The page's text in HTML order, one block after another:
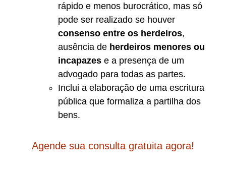
rápido e menos burocrático, mas só
pode ser realizado se houver
consenso entre os herdeiros,
ausência de herdeiros menores ou
incapazes e a presença de um
advogado para todas as partes.
Inclui a elaboração de uma escritura
pública que formaliza a partilha dos
bens.
Agende sua consulta gratuita agora!